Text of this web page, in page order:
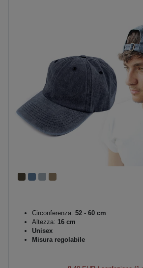
Circonferenza: 52 - 60 cm
Altezza: 16 cm
Unisex
Misura regolabile